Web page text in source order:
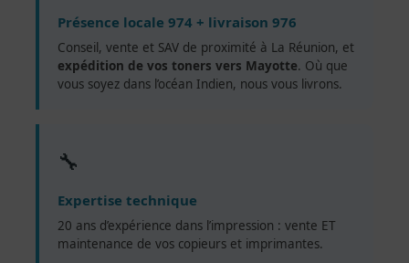
Présence locale 974 + livraison 976
Conseil, vente et SAV de proximité à La Réunion, et
expédition de vos toners vers Mayotte. Où que
vous soyez dans l’océan Indien, nous vous livrons.
🔧
Expertise technique
20 ans d’expérience dans l’impression : vente ET
maintenance de vos copieurs et imprimantes.